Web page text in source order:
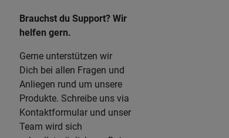
Brauchst du Support? Wir
helfen gern.
Gerne unterstützen wir
Dich bei allen Fragen und
Anliegen rund um unsere
Produkte. Schreibe uns via
Kontaktformular und unser
Team wird sich